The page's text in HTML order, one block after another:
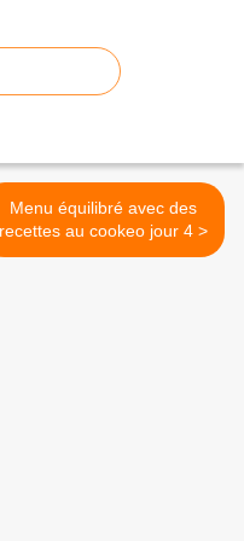
Menu équilibré avec des
recettes au cookeo jour 4 >